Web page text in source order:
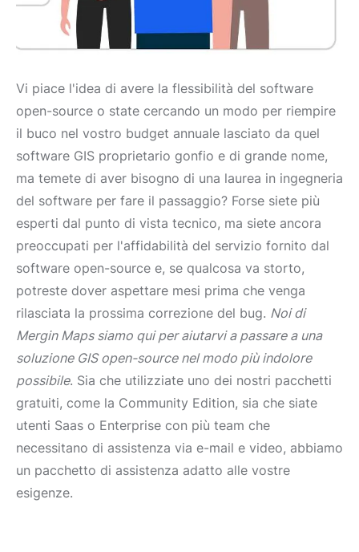
Vi piace l'idea di avere la flessibilità del software
open-source o state cercando un modo per riempire
il buco nel vostro budget annuale lasciato da quel
software GIS proprietario gonfio e di grande nome,
ma temete di aver bisogno di una laurea in ingegneria
del software per fare il passaggio? Forse siete più
esperti dal punto di vista tecnico, ma siete ancora
preoccupati per l'affidabilità del servizio fornito dal
software open-source e, se qualcosa va storto,
potreste dover aspettare mesi prima che venga
rilasciata la prossima correzione del bug. Noi di
Mergin Maps siamo qui per aiutarvi a passare a una
soluzione GIS open-source nel modo più indolore
possibile. Sia che utilizziate uno dei nostri pacchetti
gratuiti, come la Community Edition, sia che siate
utenti Saas o Enterprise con più team che
necessitano di assistenza via e-mail e video, abbiamo
un pacchetto di assistenza adatto alle vostre
esigenze.